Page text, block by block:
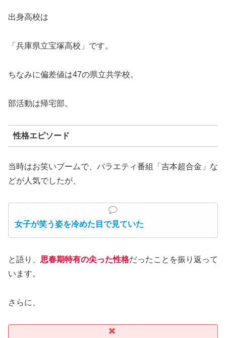
出身高校は
「兵庫県立宝塚高校」です。
ちなみに偏差値は47の県立共学校。
部活動は帰宅部。
性格エピソード
当時はお笑いブームで、バラエティ番組「吉本超合金」な
どが人気でしたが、
女子が笑う姿を冷めた目で見ていた
と語り、 思春期特有の尖った性格だったことを振り返って
います。
さらに、